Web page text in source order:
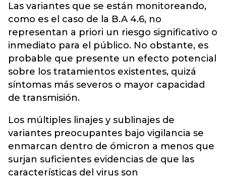
Las variantes que se están monitoreando,
como es el caso de la B.A 4.6, no
representan a priori un riesgo significativo o
inmediato para el público. No obstante, es
probable que presente un efecto potencial
sobre los tratamientos existentes, quizá
síntomas más severos o mayor capacidad
de transmisión.
Los múltiples linajes y sublinajes de
variantes preocupantes bajo vigilancia se
enmarcan dentro de ómicron a menos que
surjan suficientes evidencias de que las
características del virus son